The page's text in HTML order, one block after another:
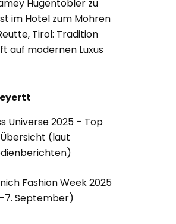
Hugentobler zu
im Hotel zum Mohren
Tirol: Tradition
auf modernen Luxus
eyertt
Universe 2025 – Top
(laut
Fashion Week 2025
September)